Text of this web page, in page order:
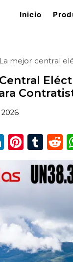
Inicio
La mejor central
Li
k
e
dI
n
Pi
n
re
st
T
u
m
bl
e
d
t